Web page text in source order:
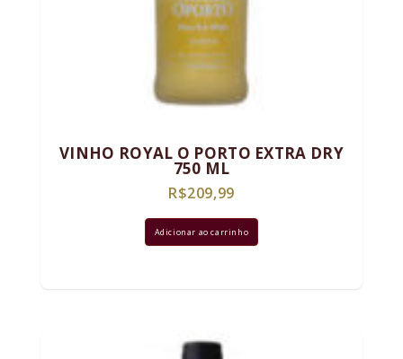
VINHO ROYAL O PORTO EXTRA DRY
750 ML
R$209,99
Adicionar ao carrinho